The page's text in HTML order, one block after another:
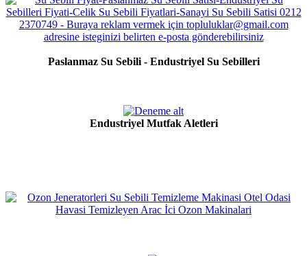
Paslanmaz Su Sebili - Endustriyel Su Sebilleri
Endustriyel Mutfak Aletleri